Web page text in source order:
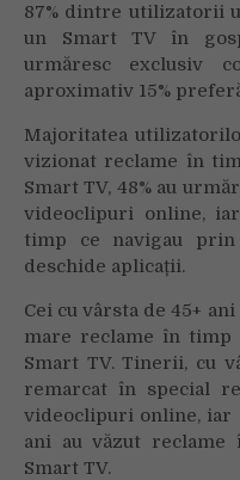
87% dintre utilizatorii
un Smart TV în
urmăresc exclusiv
aproximativ 15%
Majoritatea
vizionat reclame în
Smart TV, 48% au
videoclipuri online,
timp ce navigau
deschide aplicații.
Cei cu vârsta de 45+
mare reclame în timp
Smart TV. Tinerii, cu
remarcat în special
videoclipuri online, iar
ani au văzut reclame
Smart TV.